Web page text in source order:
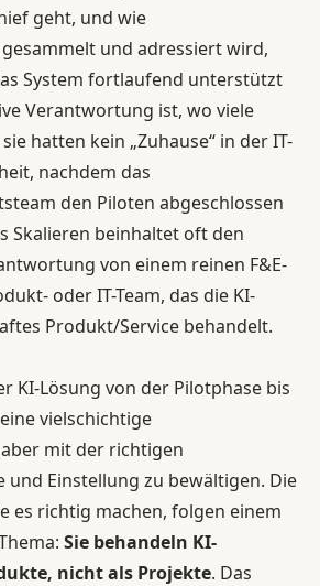
geht, und wie
und adressiert wird,
System fortlaufend unterstützt
Verantwortung ist, wo viele
hatten kein „Zuhause“ in der IT-
nachdem das
den Piloten abgeschlossen
Skalieren beinhaltet oft den
von einem reinen F&E-
oder IT-Team, das die KI-
Produkt/Service behandelt.
KI-Lösung von der Pilotphase bis
vielschichtige
mit der richtigen
und Einstellung zu bewältigen. Die
es richtig machen, folgen einem
Sie behandeln KI-
nicht als Projekte. Das